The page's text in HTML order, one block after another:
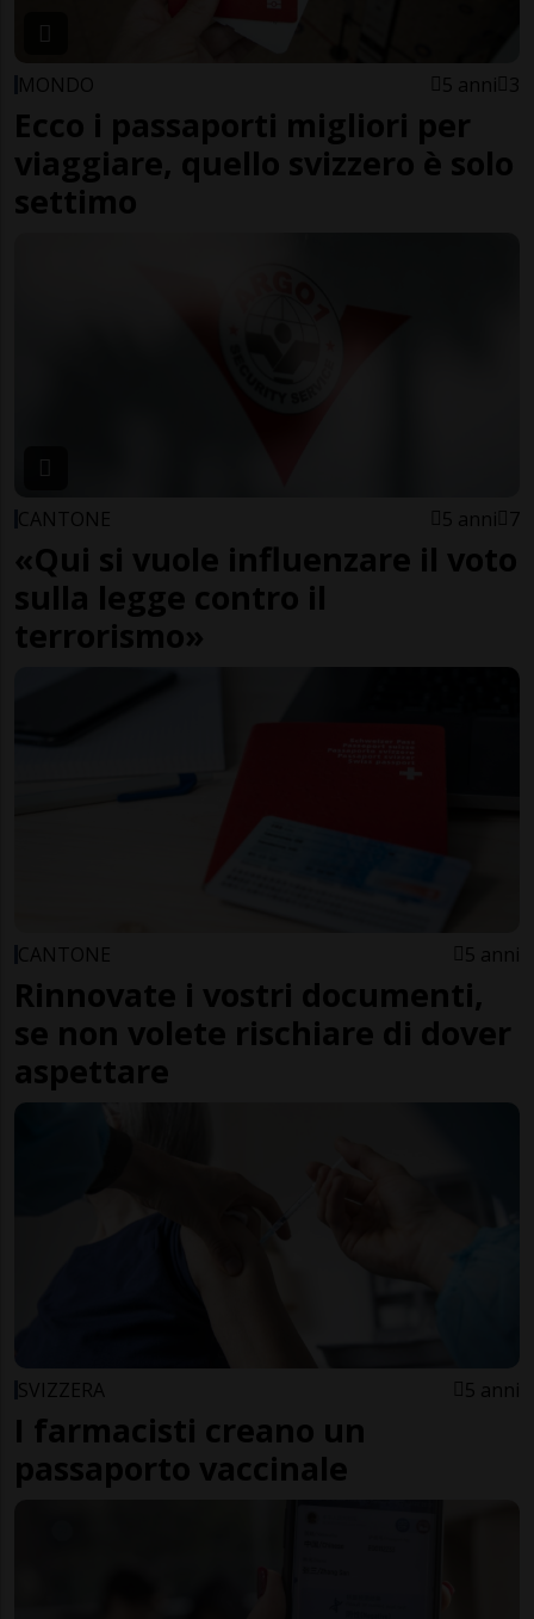
MONDO 5 anni 3
Ecco i passaporti migliori per
viaggiare, quello svizzero è solo
settimo
CANTONE 5 anni 7
«Qui si vuole influenzare il voto
sulla legge contro il
terrorismo»
CANTONE 5 anni
Rinnovate i vostri documenti,
se non volete rischiare di dover
aspettare
SVIZZERA 5 anni
I farmacisti creano un
passaporto vaccinale